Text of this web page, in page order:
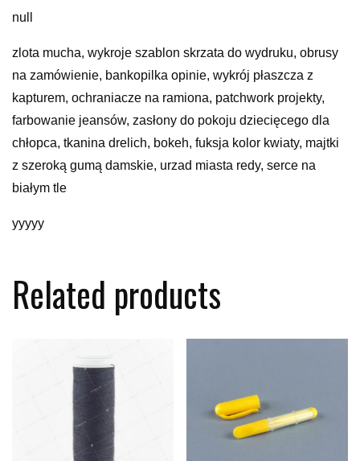
null
zlota mucha, wykroje szablon skrzata do wydruku, obrusy
na zamówienie, bankopilka opinie, wykrój płaszcza z
kapturem, ochraniacze na ramiona, patchwork projekty,
farbowanie jeansów, zasłony do pokoju dziecięcego dla
chłopca, tkanina drelich, bokeh, fuksja kolor kwiaty, majtki
z szeroką gumą damskie, urzad miasta redy, serce na
białym tle
yyyyy
Related products